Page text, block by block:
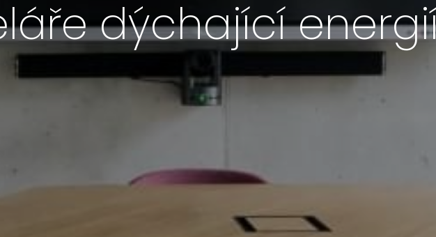
dýchající